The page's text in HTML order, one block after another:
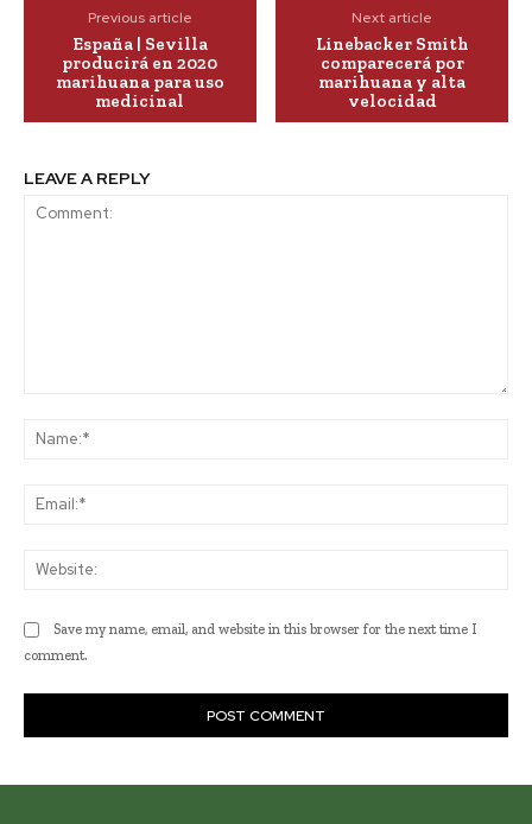
Previous article
España | Sevilla
producirá en 2020
marihuana para uso
medicinal
Next article
Linebacker Smith
comparecerá por
marihuana y alta
velocidad
LEAVE A REPLY
Save my name, email, and website in this browser for the next time I
comment.